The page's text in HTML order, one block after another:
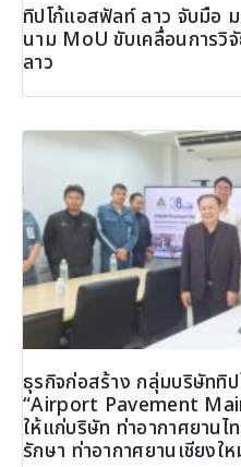
ทิปโก้แอสฟัลท์ ลาว จับมือ
นาม MoU ขับเคลื่อนการ
ลาว
ธุรกิจก่อสร้าง กลุ่มบริษัททิ
“Airport Pavement
ให้แก่บริษัท ท่าอากาศยาน
รักษา ท่าอากาศยานเชียงใ